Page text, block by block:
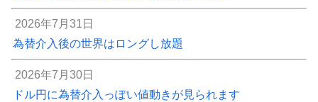
2026年7月31日
為替介入後の世界はロングし放題
2026年7月30日
ドル円に為替介入っぽい値動きが見られます